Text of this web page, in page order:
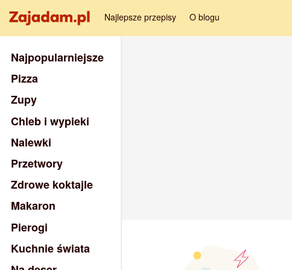
Najlepsze przepisy O blogu
Najpopularniejsze
Pizza
Zupy
Chleb i wypieki
Nalewki
Przetwory
Zdrowe koktajle
Makaron
Pierogi
Kuchnie świata